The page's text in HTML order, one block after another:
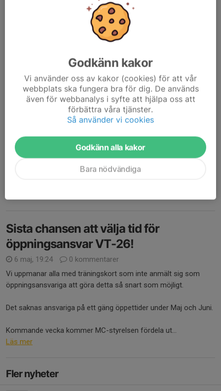
Vi har nu fördelat ut dom sista träningstiderna fram till
semesteruppehållet. V.v kontrollera om ni fått en tid som
öppningsansvarig i kalendern.
Läs mer
Vernum MX Cup
0 kommentarer
Lördag 23 maj körs motocrosstävling på Eliantorp.
Vi behöver hjälp av funktionärer, främst flaggvakter.
Tider ca 8-18, helst heldag men kan du inte så välj fm eller em.
Frukost och lunch serveras.
Sista chansen att välja tid för
öppningsansvar VT-26!
6 maj, 19:24
0 kommentarer
Vi uppmanar alla med träningskort som inte anmält sig som
öppningsansvariga att göra detta så snart som möjligt.
Det saknas ansvariga på ett gäng öppettider under Maj och Juni.
Kommande vecka kommer MC-styrelsen fördela ut...
Läs mer
Fler nyheter
Godkänn kakor
Vi använder oss av kakor (cookies) för att vår
webbplats ska fungera bra för dig. De används
även för webbanalys i syfte att hjälpa oss att
förbättra våra tjänster.
Så använder vi cookies
Godkänn alla kakor
Bara nödvändiga